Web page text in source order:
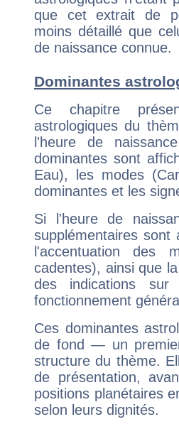
que cet extrait de
moins détaillé que
de naissance connue.
Dominantes
Ce chapitre
astrologiques du
l'heure de
dominantes sont
Eau), les modes
dominantes et les
Si l'heure de
supplémentaires sont
l'accentuation des
cadentes), ainsi que
des indications sur
fonctionnement
Ces dominantes
de fond — un
structure du thème.
de présentation,
positions planétaires
selon leurs dignités.